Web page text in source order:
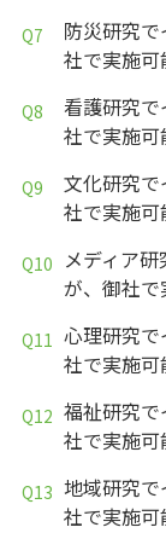
防災研究
社で実施可
看護研究
社で実施可
文化研究
社で実施可
メディア
が、御社で
心理研究
社で実施可
福祉研究
社で実施可
地域研究
社で実施可